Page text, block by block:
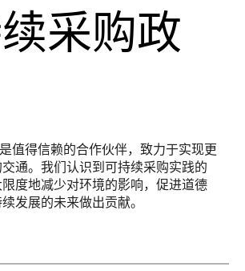
采购政
值得信赖的合作伙伴，致力于实现更
通。我们认识到可持续采购实践的
度地减少对环境的影响，促进道德
发展的未来做出贡献。